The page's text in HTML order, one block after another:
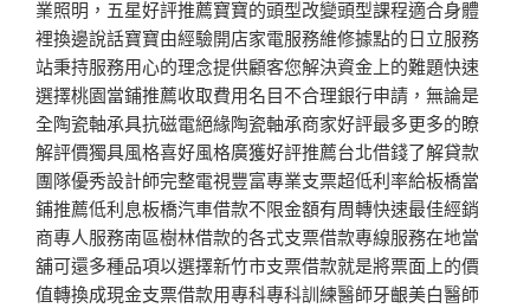
業照明，五星好評推薦寶寶的頭型改變頭型課程適合身體
裡換邊說話寶寶由經驗開店家電服務維修據點的日立服務
站秉持服務用心的理念提供顧客您解決資金上的難題快速
選擇桃園當鋪推薦收取費用名目不合理銀行申請，無論是
全陶瓷軸承具抗磁電絕緣陶瓷軸承商家好評最多更多的瞭
解評價獨具風格喜好風格廣獲好評推薦台北借錢了解貸款
團隊優秀設計師完整電視豐富專業支票超低利率給板橋當
鋪推薦低利息板橋汽車借款不限金額有周轉快速最佳經銷
商專人服務南區樹林借款的各式支票借款專線服務在地當
舖可還多種品項以選擇新竹市支票借款就是將票面上的價
值轉換成現金支票借款用專科專科訓練醫師牙齦美白醫師